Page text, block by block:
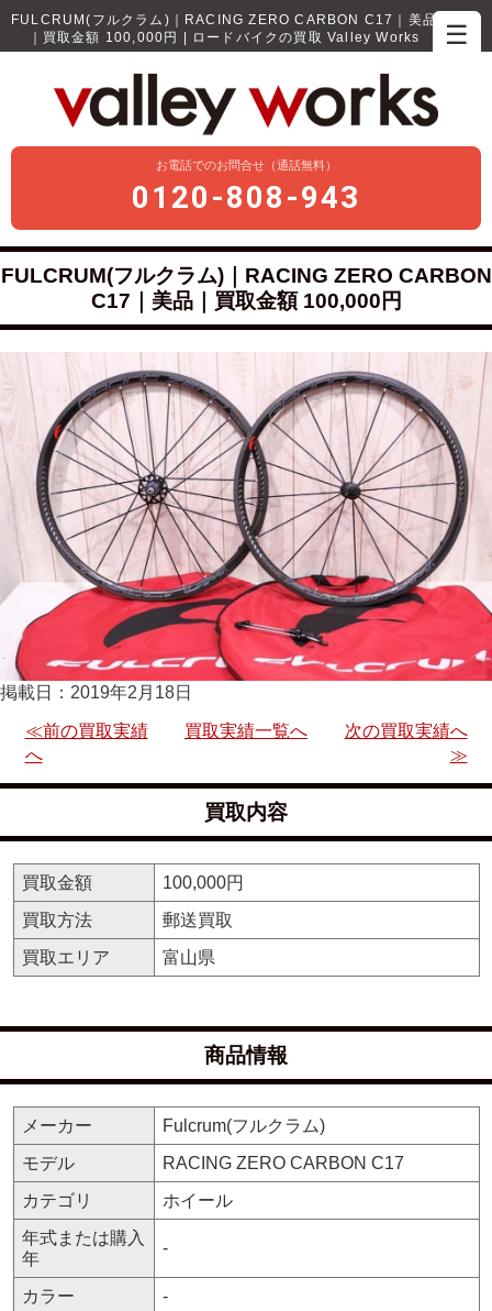
☰
FULCRUM(フルクラム)｜RACING ZERO CARBON C17｜美品
｜買取金額 100,000円 | ロードバイクの買取 Valley Works
お電話でのお問合せ（通話無料）
0120-808-943
FULCRUM(フルクラム)｜RACING ZERO CARBON
C17｜美品｜買取金額 100,000円
掲載日：2019年2月18日
≪前の買取実績
へ
買取実績一覧へ
次の買取実績へ
≫
買取内容
買取金額
100,000円
買取方法
郵送買取
買取エリア
富山県
商品情報
メーカー
Fulcrum(フルクラム)
モデル
RACING ZERO CARBON C17
カテゴリ
ホイール
年式または購入
年
-
カラー
-